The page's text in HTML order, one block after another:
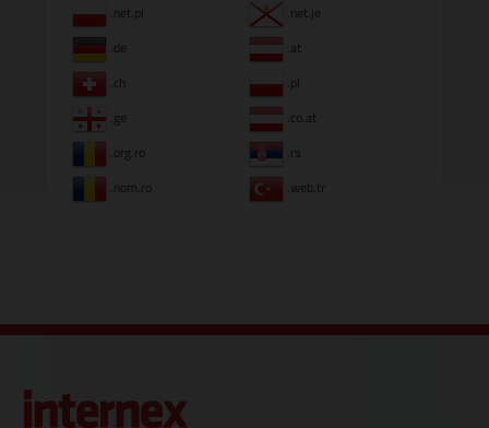
.net.pl
.net.je
.de
.at
.ch
.pl
.ge
.co.at
.org.ro
.rs
.nom.ro
.web.tr